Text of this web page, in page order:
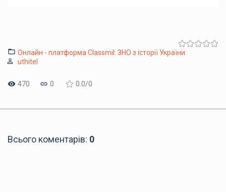
Онлайн - платформа Classmil: ЗНО з історії України
uthitel
470 0 0.0/0
Всього коментарів: 0